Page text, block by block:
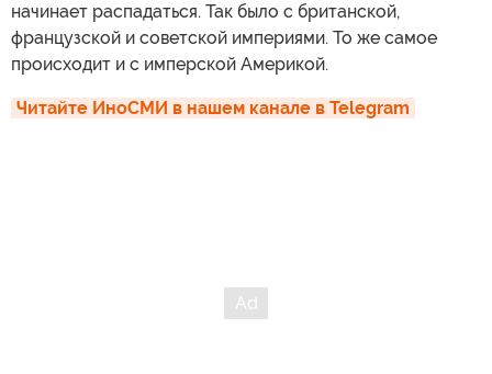
начинает распадаться. Так было с британской,
французской и советской империями. То же самое
происходит и с имперской Америкой.
Читайте ИноСМИ в нашем канале в Telegram